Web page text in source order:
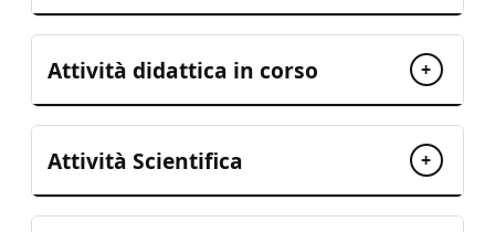
Attività didattica in corso +
Attività Scientifica +